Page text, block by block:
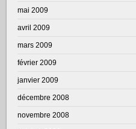
mai 2009
avril 2009
mars 2009
février 2009
janvier 2009
décembre 2008
novembre 2008